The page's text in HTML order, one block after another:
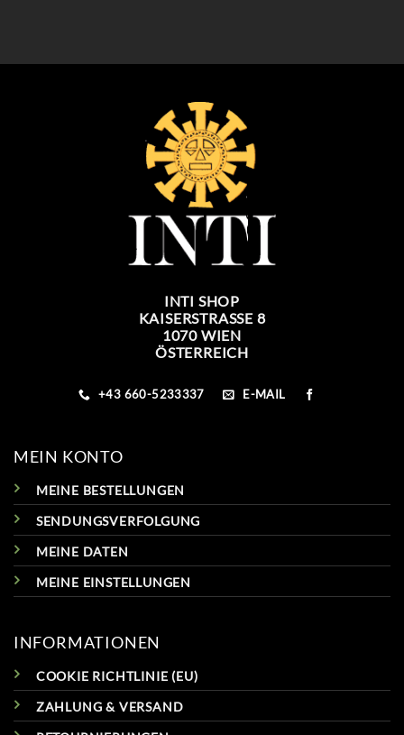
INTI SHOP
KAISERSTRASSE 8
1070 WIEN
ÖSTERREICH
+43 660-5233337 E-MAIL
MEIN KONTO
MEINE BESTELLUNGEN
SENDUNGSVERFOLGUNG
MEINE DATEN
MEINE EINSTELLUNGEN
INFORMATIONEN
COOKIE RICHTLINIE (EU)
ZAHLUNG & VERSAND